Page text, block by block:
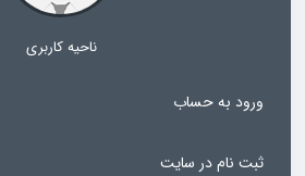
ناحیه کاربری
ورود به حساب
ثبت نام در سایت